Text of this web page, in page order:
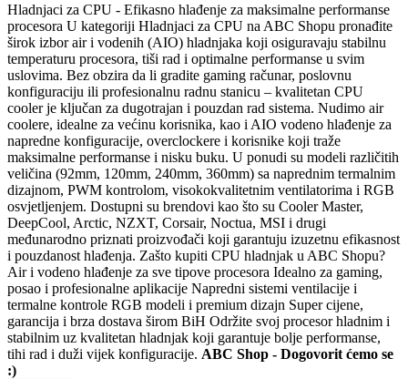
Hladnjaci za CPU - Efikasno hlađenje za maksimalne performanse
procesora U kategoriji Hladnjaci za CPU na ABC Shopu pronađite
širok izbor air i vodenih (AIO) hladnjaka koji osiguravaju stabilnu
temperaturu procesora, tiši rad i optimalne performanse u svim
uslovima. Bez obzira da li gradite gaming računar, poslovnu
konfiguraciju ili profesionalnu radnu stanicu – kvalitetan CPU
cooler je ključan za dugotrajan i pouzdan rad sistema. Nudimo air
coolere, idealne za većinu korisnika, kao i AIO vodeno hlađenje za
napredne konfiguracije, overclockere i korisnike koji traže
maksimalne performanse i nisku buku. U ponudi su modeli različitih
veličina (92mm, 120mm, 240mm, 360mm) sa naprednim termalnim
dizajnom, PWM kontrolom, visokokvalitetnim ventilatorima i RGB
osvjetljenjem. Dostupni su brendovi kao što su Cooler Master,
DeepCool, Arctic, NZXT, Corsair, Noctua, MSI i drugi
međunarodno priznati proizvođači koji garantuju izuzetnu efikasnost
i pouzdanost hlađenja. Zašto kupiti CPU hladnjak u ABC Shopu?
Air i vodeno hlađenje za sve tipove procesora Idealno za gaming,
posao i profesionalne aplikacije Napredni sistemi ventilacije i
termalne kontrole RGB modeli i premium dizajn Super cijene,
garancija i brza dostava širom BiH Održite svoj procesor hladnim i
stabilnim uz kvalitetan hladnjak koji garantuje bolje performanse,
tihi rad i duži vijek konfiguracije. ABC Shop - Dogovorit ćemo se
:)